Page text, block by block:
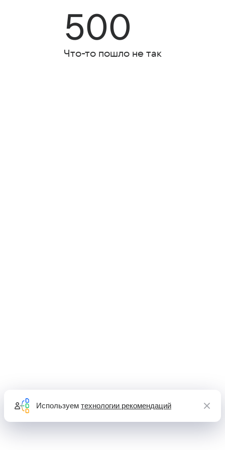
500
Что-то пошло не так
Используем технологии рекомендаций